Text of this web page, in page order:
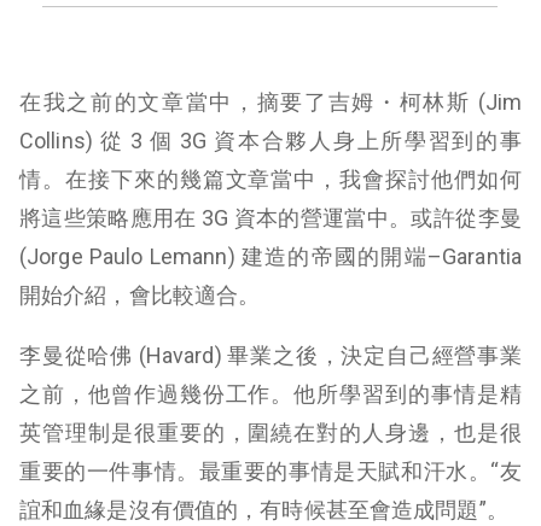
在我之前的文章當中，摘要了吉姆・柯林斯 (Jim
Collins) 從 3 個 3G 資本合夥人身上所學習到的事
情。在接下來的幾篇文章當中，我會探討他們如何
將這些策略應用在 3G 資本的營運當中。或許從李曼
(Jorge Paulo Lemann) 建造的帝國的開端–Garantia
開始介紹，會比較適合。
李曼從哈佛 (Havard) 畢業之後，決定自己經營事業
之前，他曾作過幾份工作。他所學習到的事情是精
英管理制是很重要的，圍繞在對的人身邊，也是很
重要的一件事情。最重要的事情是天賦和汗水。“友
誼和血緣是沒有價值的，有時候甚至會造成問題”。